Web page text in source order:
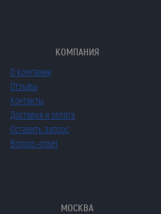
КОМПАНИЯ
О компании
Отзывы
Контакты
Доставка и оплата
Оставить запрос
Вопрос-ответ
МОСКВА